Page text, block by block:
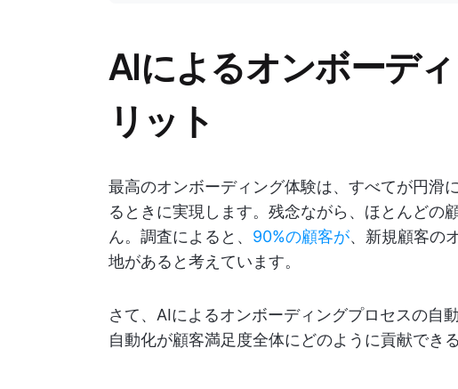
AIによるオンボーデ
リット
最高のオンボーディング体験は、すべてが円滑
るときに実現します。残念ながら、ほとんどの
ん。調査によると、 90%の顧客が、新規顧客の
地があると考えています。
さて、AIによるオンボーディングプロセスの自
自動化が顧客満足度全体にどのように貢献でき